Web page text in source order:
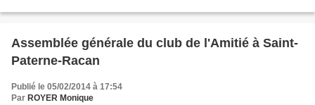
Assemblée générale du club de l'Amitié à Saint-
Paterne-Racan
Publié le 05/02/2014 à 17:54
Par ROYER Monique